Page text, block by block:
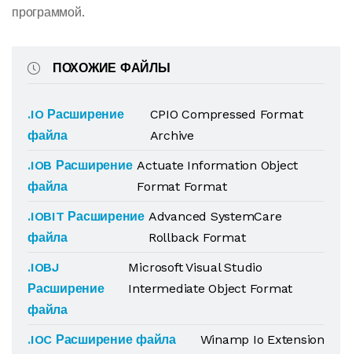
программой.
ПОХОЖИЕ ФАЙЛЫ
.IO Расширение
файла
CPIO Compressed Format
Archive
.IOB Расширение
файла
Actuate Information Object
Format Format
.IOBIT Расширение
файла
Advanced SystemCare
Rollback Format
.IOBJ
Расширение
файла
Microsoft Visual Studio
Intermediate Object Format
.IOC Расширение файла
Winamp Io Extension